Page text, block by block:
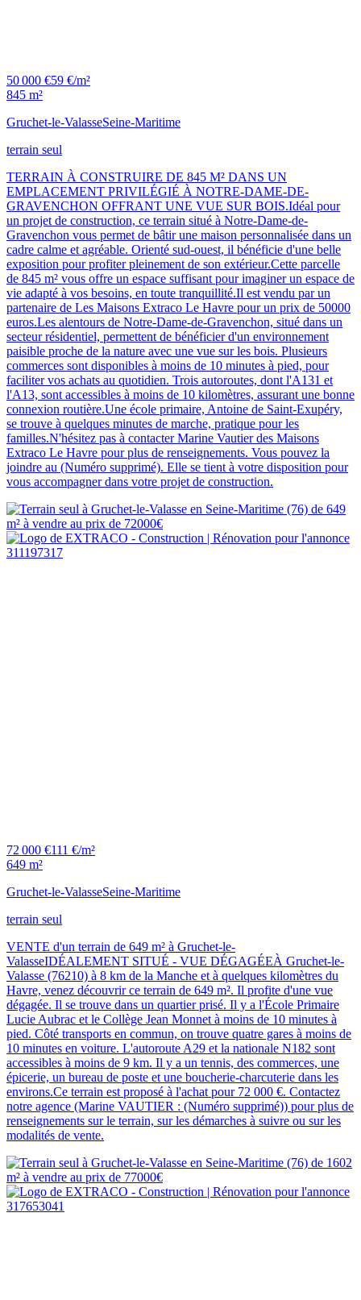
50 000 €59 €/m²
845 m²
Gruchet-le-ValasseSeine-Maritime
terrain seul
TERRAIN À CONSTRUIRE DE 845 M² DANS UN
EMPLACEMENT PRIVILÉGIÉ À NOTRE-DAME-DE-
GRAVENCHON OFFRANT UNE VUE SUR BOIS.Idéal pour
un projet de construction, ce terrain situé à Notre-Dame-de-
Gravenchon vous permet de bâtir une maison personnalisée dans un
cadre calme et agréable. Orienté sud-ouest, il bénéficie d'une belle
exposition pour profiter pleinement de son extérieur.Cette parcelle
de 845 m² vous offre un espace suffisant pour imaginer un espace de
vie adapté à vos besoins, en toute tranquillité.Il est vendu par un
partenaire de Les Maisons Extraco Le Havre pour un prix de 50000
euros.Les alentours de Notre-Dame-de-Gravenchon, situé dans un
secteur résidentiel, permettent de bénéficier d'un environnement
paisible proche de la nature avec une vue sur les bois. Plusieurs
commerces sont disponibles à moins de 10 minutes à pied, pour
faciliter vos achats au quotidien. Trois autoroutes, dont l'A131 et
l'A13, sont accessibles à moins de 10 kilomètres, assurant une bonne
connexion routière.Une école primaire, Antoine de Saint-Exupéry,
se trouve à quelques minutes de marche, pratique pour les
familles.N'hésitez pas à contacter Marine Vautier des Maisons
Extraco Le Havre pour plus de renseignements. Vous pouvez la
joindre au (Numéro supprimé). Elle se tient à votre disposition pour
vous accompagner dans votre projet de construction.
72 000 €111 €/m²
649 m²
Gruchet-le-ValasseSeine-Maritime
terrain seul
VENTE d'un terrain de 649 m² à Gruchet-le-
ValasseIDÉALEMENT SITUÉ - VUE DÉGAGÉEÀ Gruchet-le-
Valasse (76210) à 8 km de la Manche et à quelques kilomètres du
Havre, venez découvrir ce terrain de 649 m². Il profite d'une vue
dégagée. Il se trouve dans un quartier prisé. Il y a l'École Primaire
Lucie Aubrac et le Collège Jean Monnet à moins de 10 minutes à
pied. Côté transports en commun, on trouve quatre gares à moins de
10 minutes en voiture. L'autoroute A29 et la nationale N182 sont
accessibles à moins de 9 km. Il y a un tennis, des commerces, une
épicerie, un bureau de poste et une boucherie-charcuterie dans les
environs.Ce terrain est proposé à l'achat pour 72 000 €. Contactez
notre agence (Marine VAUTIER : (Numéro supprimé)) pour plus de
renseignements sur le terrain, sur les démarches à suivre ou sur les
modalités de vente.